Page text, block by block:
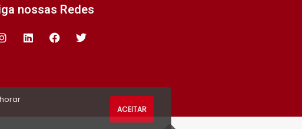
nossas Redes
ACEITAR